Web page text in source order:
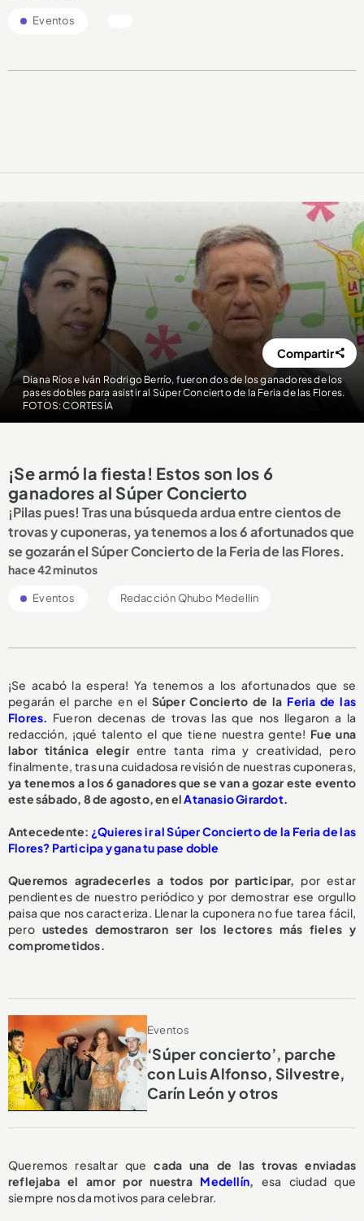
Eventos
Diana Ríos e Iván Rodrigo Berrío, fueron dos de los ganadores de los
pases dobles para asistir al Súper Concierto de la Feria de las Flores.
FOTOS: CORTESÍA
Compartir
¡Se armó la fiesta! Estos son los 6
ganadores al Súper Concierto
¡Pilas pues! Tras una búsqueda ardua entre cientos de
trovas y cuponeras, ya tenemos a los 6 afortunados que
se gozarán el Súper Concierto de la Feria de las Flores.
hace 42 minutos
Eventos Redacción Qhubo Medellin
¡Se acabó la espera! Ya tenemos a los afortunados que se
pegarán el parche en el Súper Concierto de la Feria de las
Flores.
Fueron decenas de trovas las que nos llegaron a la
redacción, ¡qué talento el que tiene nuestra gente! Fue una
labor titánica elegir entre tanta rima y creatividad, pero
finalmente, tras una cuidadosa revisión de nuestras cuponeras,
ya tenemos a los 6 ganadores que se van a gozar este evento
este sábado, 8 de agosto, en el Atanasio Girardot.
Antecedente: ¿Quieres ir al Súper Concierto de la Feria de las
Flores? Participa y gana tu pase doble
Queremos agradecerles a todos por participar, por estar
pendientes de nuestro periódico y por demostrar ese orgullo
paisa que nos caracteriza. Llenar la cuponera no fue tarea fácil,
pero ustedes demostraron ser los lectores más fieles y
comprometidos.
Eventos
‘Súper concierto’, parche
con Luis Alfonso, Silvestre,
Carín León y otros
Queremos resaltar quecada una de las trovas enviadas
reflejaba el amor por nuestra Medellín,
esa ciudad que
siempre nos da motivos para celebrar.